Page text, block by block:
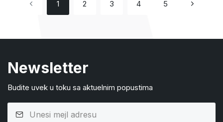
1 2 3 4 5
Newsletter
Budite uvek u toku sa aktuelnim popustima